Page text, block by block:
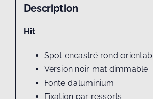
Description
Hit
Spot encastré rond
Version noir mat dimmable
Fonte d’aluminium
Fixation par ressorts